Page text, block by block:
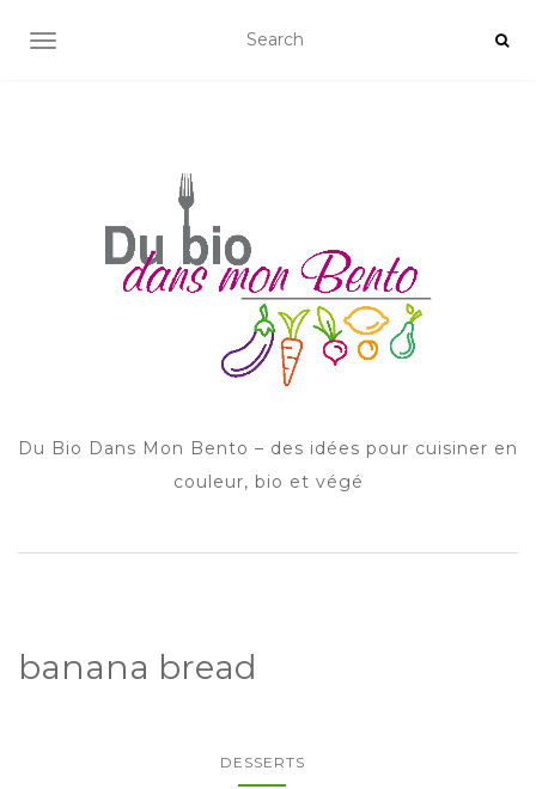
AFFICHER/MASQUER LA NAVIGATION
Du Bio Dans Mon Bento – des idées pour cuisiner en
couleur, bio et végé
banana bread
DESSERTS